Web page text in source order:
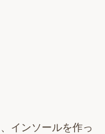
インソールを作っ